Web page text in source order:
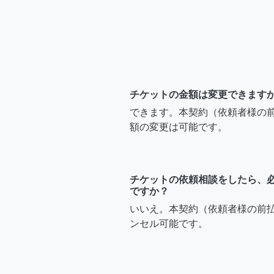
チケットの金額は変更できます
できます。本契約（依頼者様の
額の変更は可能です。
チケットの依頼相談をしたら、
ですか？
いいえ。本契約（依頼者様の前
ンセル可能です。